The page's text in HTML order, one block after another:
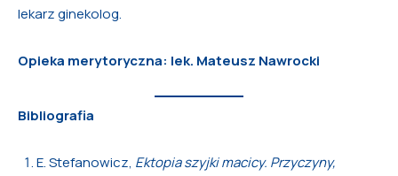
lekarz ginekolog.
Opieka merytoryczna: lek. Mateusz Nawrocki
Bibliografia
E. Stefanowicz, Ektopia szyjki macicy. Przyczyny,